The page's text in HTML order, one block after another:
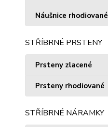
Náušnice rhodiované
STŘÍBRNÉ PRSTENY
Prsteny zlacené
Prsteny rhodiované
STŘÍBRNÉ NÁRAMKY